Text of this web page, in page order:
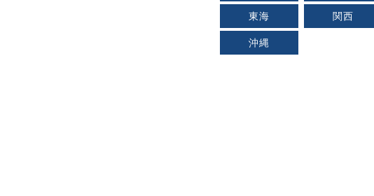
東海 関西
沖縄